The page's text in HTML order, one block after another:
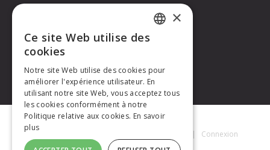
CONTACTEZ-NOUS
Titanium Sound
Tél. : +33 (0)6 32 67 07 96
E-mail :contact@titaniumsound.fr
| Connexion
ENGLISH
×
Ce site Web utilise des
cookies
Notre site Web utilise des cookies pour
améliorer l'expérience utilisateur. En
utilisant notre site Web, vous acceptez tous
les cookies conformément à notre
Politique relative aux cookies. En savoir
plus